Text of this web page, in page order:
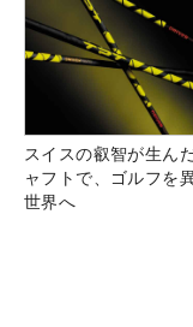
スイスの叡智が生ん
ャフトで、ゴルフを
世界へ